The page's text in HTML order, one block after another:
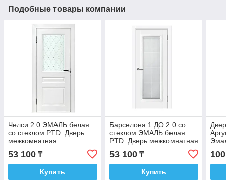
Подобные товары компании
Челси 2.0 ЭМАЛЬ белая
со стеклом PTD. Дверь
межкомнатная
53 100 ₸
Купить
Барселона 1 ДО 2.0 со
стеклом ЭМАЛЬ белая
PTD. Дверь межкомнатная
53 100₸
Купить